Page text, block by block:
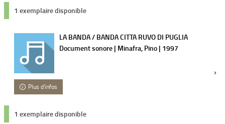
1 exemplaire disponible
LA BANDA / BANDA CITTA RUVO DI PUGLIA
Document sonore | Minafra, Pino | 1997
Plus d'infos
1 exemplaire disponible